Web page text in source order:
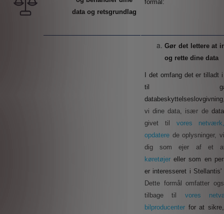
data og retsgrundlag
formål:
Gør det lettere at
og rette dine data
I det omfang det er tilladt
til
databeskyttelseslovgivning
vi dine data, især de
givet til vores
opdatere de oplysninger,
dig som ejer af et
køretøjereller som en
er interesseret i
Dette formål omfatter
tilbage til vores
bilproducenter for at